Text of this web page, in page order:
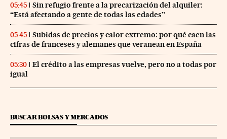
05:45
Sin refugio frente a la precarización del alquiler:
“Está afectando a gente de todas las edades”
05:45
Subidas de precios y calor extremo: por qué caen las
cifras de franceses y alemanes que veranean en España
05:30
El crédito a las empresas vuelve, pero no a todas por
igual
BUSCAR BOLSAS Y MERCADOS